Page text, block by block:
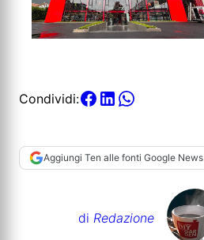
Condividi:
Aggiungi Ten alle fonti Google News
di Redazione